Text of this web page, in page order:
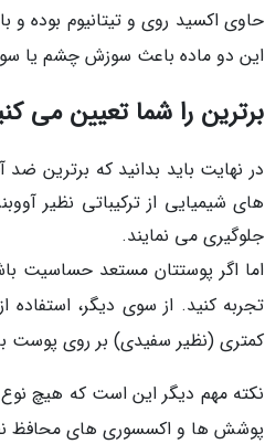
حاوی اکسید روی و تیتانیوم بوده
این دو ماده باعث سوزش چشم یا
برترین را شما تعیین می
در نهایت باید بدانید که برترین
جلوگیری می نمایند.
اما اگر پوستتان مستعد حساسیت
تجربه کنید. از سوی دیگر، استفاده
کمتری (نظیر سفیدی) بر روی پوست
پوشش ها و اکسسوری های محافظ